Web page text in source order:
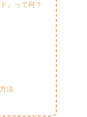
』って何？
法